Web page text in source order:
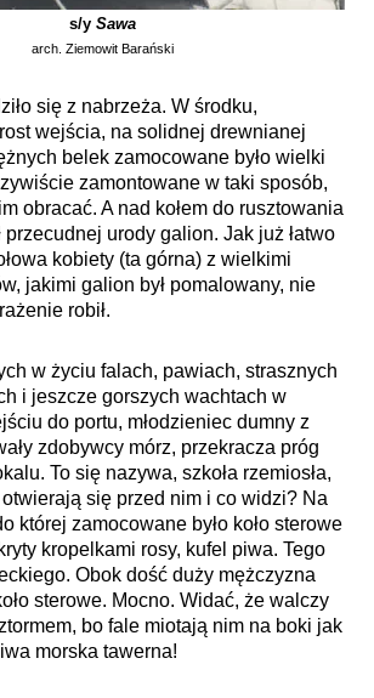
s/y Sawa
arch. Ziemowit Barański
się z nabrzeża. W środku,
wejścia, na solidnej drewnianej
belek zamocowane było wielki
zamontowane w taki sposób,
obracać. A nad kołem do rusztowania
przecudnej urody galion. Jak już łatwo
kobiety (ta górna) z wielkimi
jakimi galion był pomalowany, nie
robił.
w życiu falach, pawiach, strasznych
i jeszcze gorszych wachtach w
do portu, młodzieniec dumny z
zdobywcy mórz, przekracza próg
To się nazywa, szkoła rzemiosła,
się przed nim i co widzi? Na
której zamocowane było koło sterowe
kropelkami rosy, kufel piwa. Tego
Obok dość duży mężczyzna
sterowe. Mocno. Widać, że walczy
bo fale miotają nim na boki jak
morska tawerna!